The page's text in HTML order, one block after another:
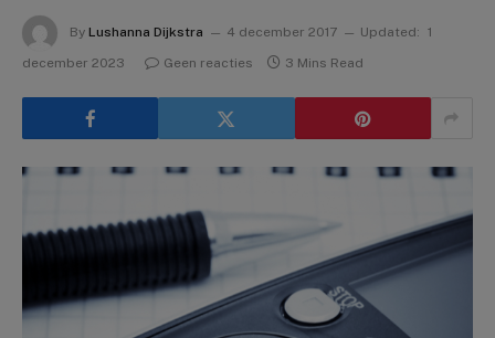
By Lushanna Dijkstra 4 december 2017 Updated: 1
december 2023
Geen reacties 3 Mins Read